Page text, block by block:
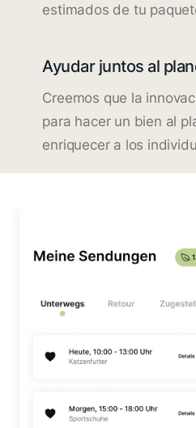
estimados de tu
Ayudar juntos al
Creemos que la
para hacer un bien al
enriquecer a los